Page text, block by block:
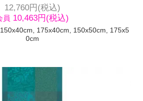
12,760円(税込)
員 10,463円(税込)
175x40cm, 150x50cm, 175x5
0cm